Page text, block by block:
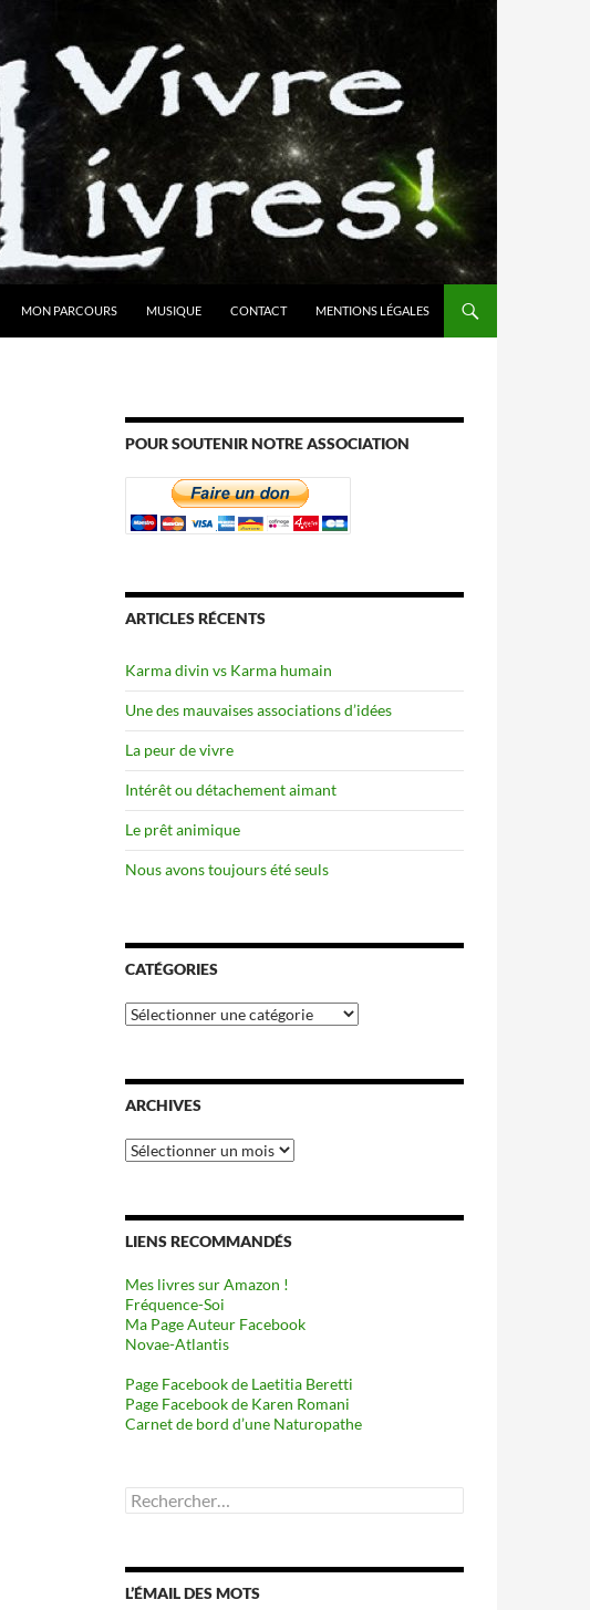
MON PARCOURS MUSIQUE CONTACT MENTIONS LÉGALES
POUR SOUTENIR NOTRE ASSOCIATION
ARTICLES RÉCENTS
Karma divin vs Karma humain
Une des mauvaises associations d’idées
La peur de vivre
Intérêt ou détachement aimant
Le prêt animique
Nous avons toujours été seuls
CATÉGORIES
Catégories
ARCHIVES
Archives
LIENS RECOMMANDÉS
Mes livres sur Amazon !
Fréquence-Soi
Ma Page Auteur Facebook
Novae-Atlantis
Page Facebook de Laetitia Beretti
Page Facebook de Karen Romani
Carnet de bord d’une Naturopathe
Rechercher :
L’ÉMAIL DES MOTS